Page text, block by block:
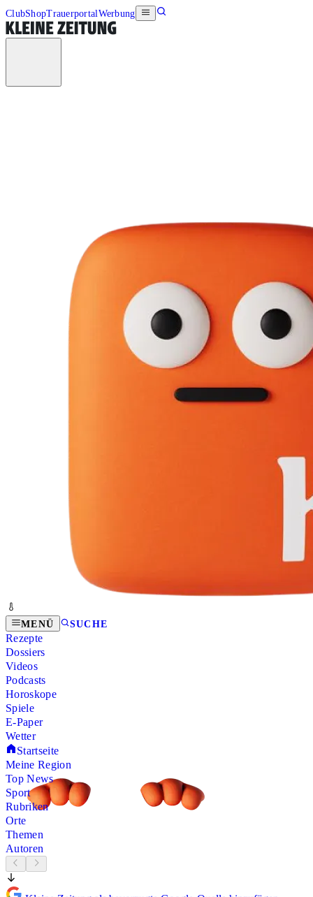
ClubShopTrauerportalWerbung
MENÜ SUCHE
Rezepte
Dossiers
Videos
Podcasts
Horoskope
Spiele
E-Paper
Wetter
Startseite
Meine Region
Top News
Sport
Rubriken
Orte
Themen
Autoren